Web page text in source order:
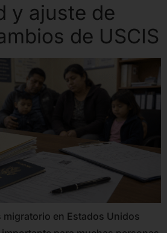
y ajuste de
de USCIS
migratorio en Estados Unidos